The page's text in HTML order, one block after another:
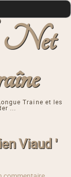
Net
Traine et les
...
Viaud '